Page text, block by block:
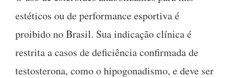
estéticos ou de performance esportiva é
proibido no Brasil. Sua indicação clínica é
restrita a casos de deficiência confirmada de
testosterona, como o hipogonadismo, e deve ser